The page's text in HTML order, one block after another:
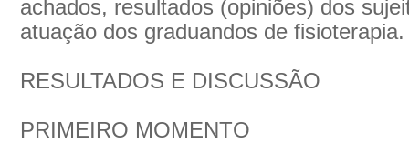
achados, resultados (opiniões) dos
atuação dos graduandos de fisioterapia.
RESULTADOS E DISCUSSÃO
PRIMEIRO MOMENTO